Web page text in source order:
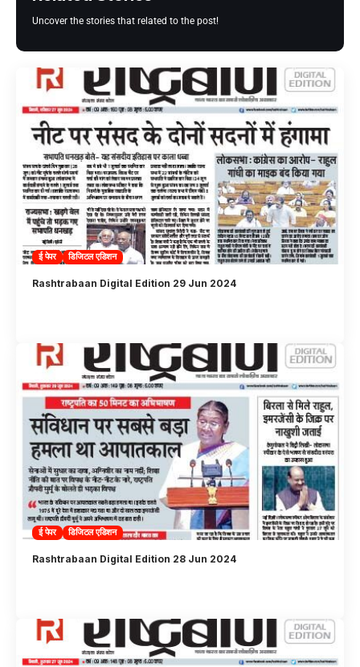
Uncover the stories that related to the post!
ई पेपर डिजिटल एडिशन
Rashtrabaan Digital Edition 29 Jun 2024
ई पेपर डिजिटल एडिशन
Rashtrabaan Digital Edition 28 Jun 2024